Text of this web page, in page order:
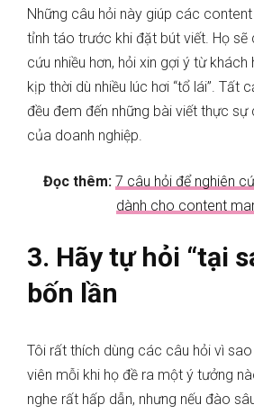
Những câu hỏi này giúp các
tỉnh táo trước khi đặt bút viết. Họ sẽ
cứu nhiều hơn, hỏi xin gợi ý từ khách
kịp thời dù nhiều lúc hơi “tổ lái”. Tất
đều đem đến những bài viết thực
của doanh nghiệp.
Đọc thêm: 7 câu hỏi để nghiên
dành cho content
3. Hãy tự hỏi “tại
bốn lần
Tôi rất thích dùng các câu hỏi vì
viên mỗi khi họ đề ra một ý tưởng
nghe rất hấp dẫn, nhưng nếu đào